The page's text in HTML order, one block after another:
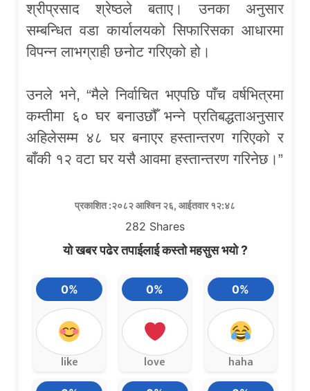
श्रीप्रसाद श्रेष्ठले बताए। उनका अनुसार
सम्बन्धित वडा कार्यालयको सिफारिसका आधारमा
विपन्न लाभग्राही छनोट गरिएको हो।
उनले भने, “मैले निर्वाचित भएपछि पाँच वर्षभित्रमा
कम्तीमा ६० घर बनाउछौँ भन्ने प्रतिबद्धताअनुसार
अहिलेसम्म ४८ घर बनाएर हस्तान्तरण गरिएको र
बाँकी १२ वटा घर यसै आवमा हस्तान्तरण गरिनेछ।”
प्रकाशित :२०८२ आश्विन २६, आईतवार १२:४८
282 Shares
यो खबर पढेर तपाईलाई कस्तो महसुस भयो ?
0%
like
0%
love
0%
haha